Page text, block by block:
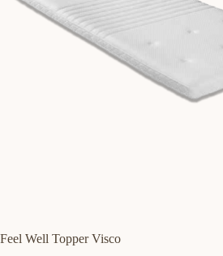
Feel Well Topper Visco